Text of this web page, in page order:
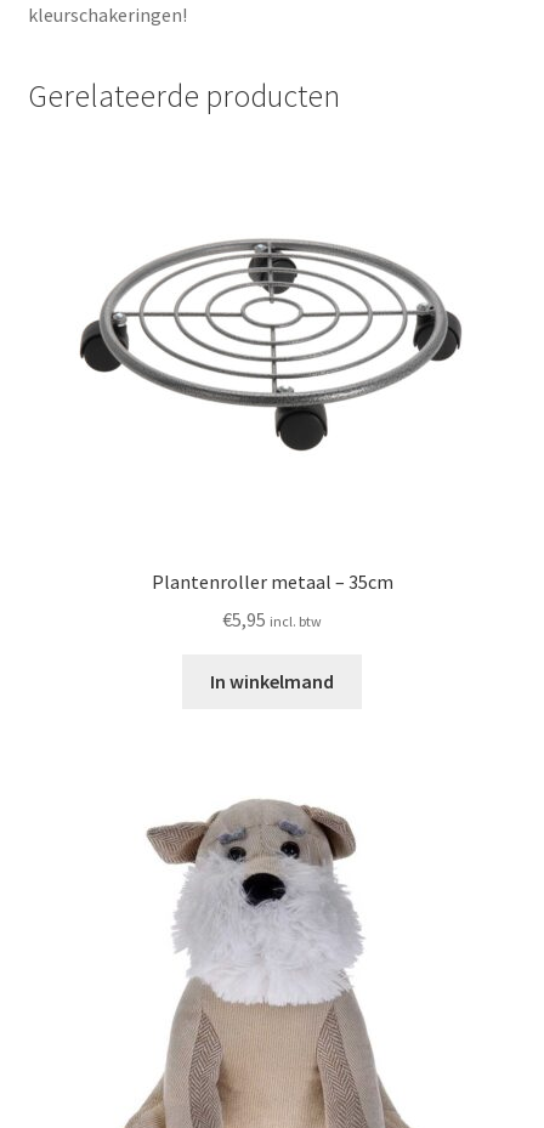
kleurschakeringen!
Gerelateerde producten
Plantenroller metaal – 35cm
€5,95 incl. btw
In winkelmand